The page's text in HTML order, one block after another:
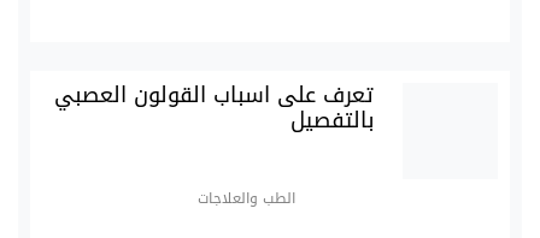
تعرف على اسباب القولون العصبي
بالتفصيل
الطب والعلاجات